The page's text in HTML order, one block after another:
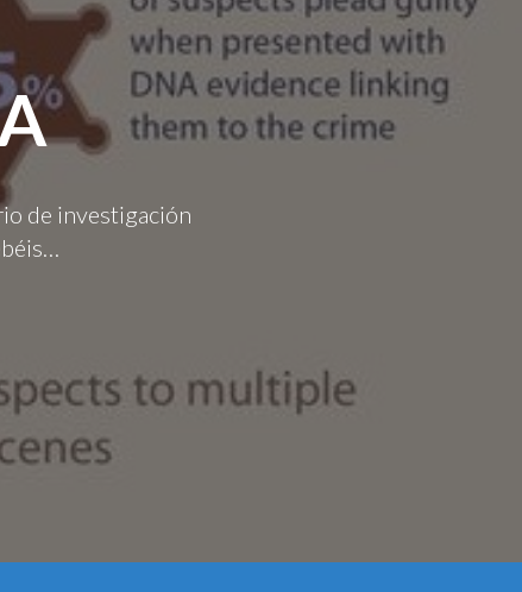
de investigación
Duplicación y mutaciones...